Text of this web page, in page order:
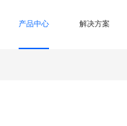
产品中心 解决方案